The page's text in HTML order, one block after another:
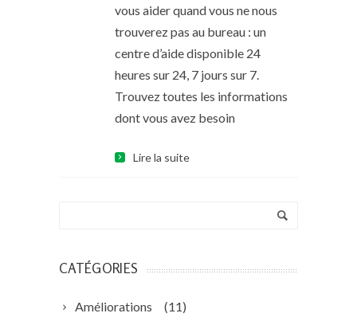
vous aider quand vous ne nous
trouverez pas au bureau : un
centre d’aide disponible 24
heures sur 24, 7 jours sur 7.
Trouvez toutes les informations
dont vous avez besoin
Lire la suite
CATÉGORIES
Améliorations
(11)